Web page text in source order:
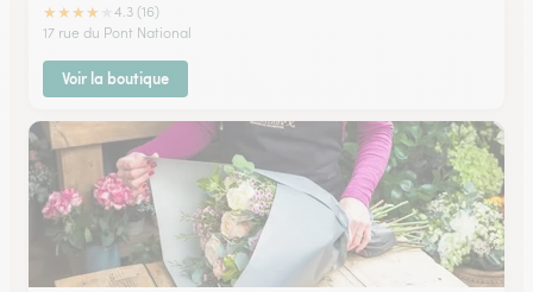
★★★★
4.3 (16)
17 rue du Pont National
Voir la boutique